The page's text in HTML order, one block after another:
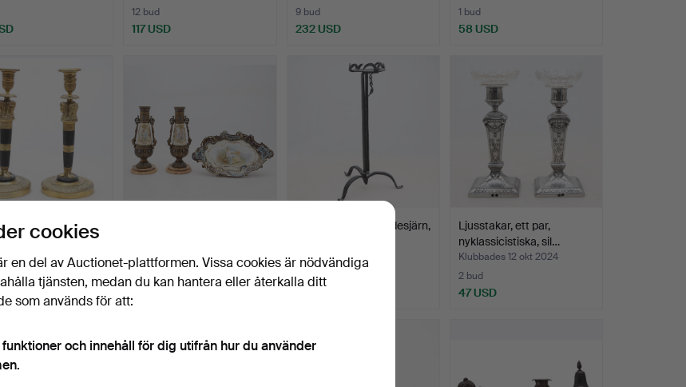
12 bud
117 USD
9 bud
232 USD
1 bud
58 USD
ljusstakar, ett
och …
Sålt
Tekanna i smidesjärn,
Sålt
Ljusstakar, ett par,
nyklassicistiska, sil…
Klubbades 12 okt 2024
2 bud
47 USD
cookies
en del av Auctionet-plattformen. Vissa cookies är nödvändiga
tjänsten, medan du kan hantera eller återkalla ditt
som används för att:
och innehåll för dig utifrån hur du använder